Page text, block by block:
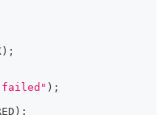
) ;
failed" ) ;
) ;